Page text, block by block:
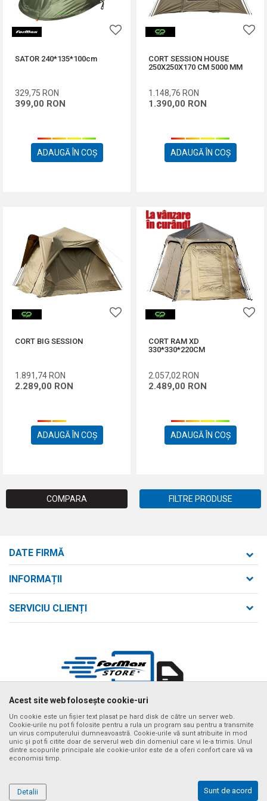
SATOR 240*135*100cm
329,75 RON
399,00 RON
ADAUGĂ ÎN COȘ
CORT SESSION HOUSE
250X250X170 CM 5000 MM
1.148,76 RON
1.390,00 RON
ADAUGĂ ÎN COȘ
CORT BIG SESSION
1.891,74 RON
2.289,00 RON
ADAUGĂ ÎN COȘ
CORT RAM XD
330*330*220CM
2.057,02 RON
2.489,00 RON
ADAUGĂ ÎN COȘ
COMPARA FILTRE PRODUSE
DATE FIRMĂ
strada Bld. Mihai Viteazul nr. 169/B
birou@formaxstore.ro
Cont
Banca Comerciala Romana RO56RNCB0214115029790001
CIF
RO14340592
RO14340592
INFORMAȚII
SERVICIU CLIENȚI
Cum se achiziționează
Metode de plată
Termeni de livrare
Timpii de livrare cu vehiculul nostru
Ne străduim să fim cât mai preciși posibil în descrierile produselor,
afișarea imaginilor și prețurile, dar nu putem garanta că toate informațiile
sunt complete și fără erori. Toate articolele afișate pe site fac parte din
oferta noastră și nu înseamnă că sunt disponibile în orice moment. Puteți
verifica disponibilitatea produselor apelând numărul de asistență al
©2026
NB SOFT
. Toate
Acest site web folosește cookie-uri
Un cookie este un fișier text plasat pe hard disk de către un server web.
Cookie-urile nu pot fi folosite pentru a rula un program sau pentru a transmite
un virus computerului dumneavoastră. Cookie-urile vă sunt atribuite în mod
unic și pot fi citite doar de serverul web din domeniul care vi le-a trimis. Unul
dintre scopurile principale ale cookie-urilor este de a oferi confort care vă va
economisi timp.
Detalii Sunt de acord